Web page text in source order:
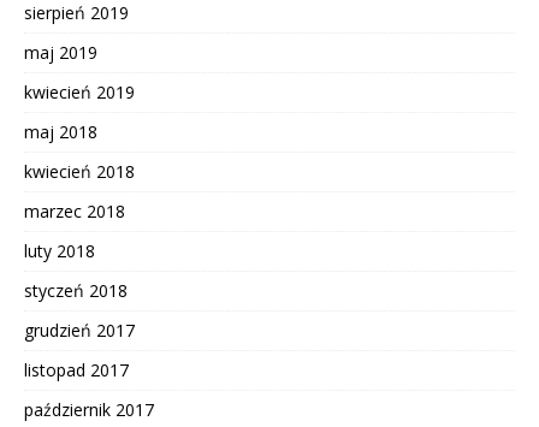
sierpień 2019
maj 2019
kwiecień 2019
maj 2018
kwiecień 2018
marzec 2018
luty 2018
styczeń 2018
grudzień 2017
listopad 2017
październik 2017